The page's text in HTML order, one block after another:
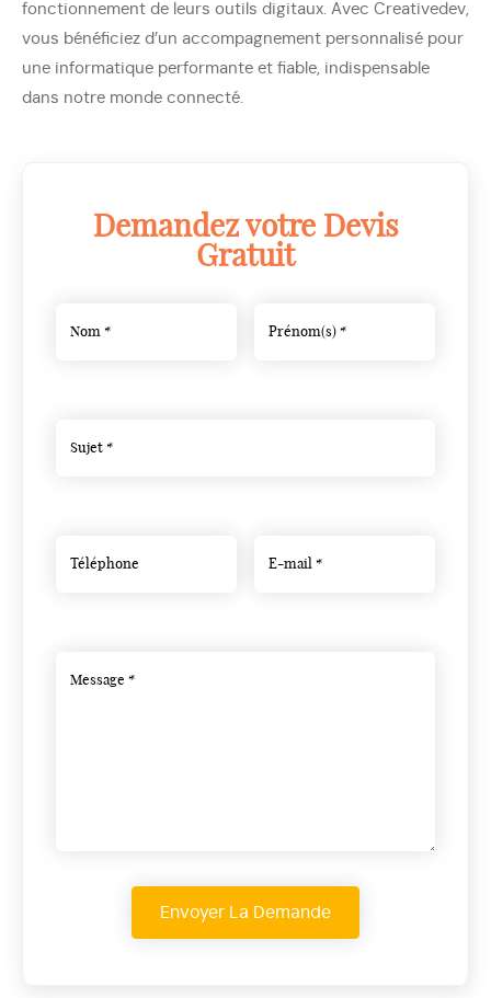
fonctionnement de leurs outils digitaux. Avec Creativedev,
vous bénéficiez d’un accompagnement personnalisé pour
une informatique performante et fiable, indispensable
dans notre monde connecté.
Demandez votre Devis
Gratuit